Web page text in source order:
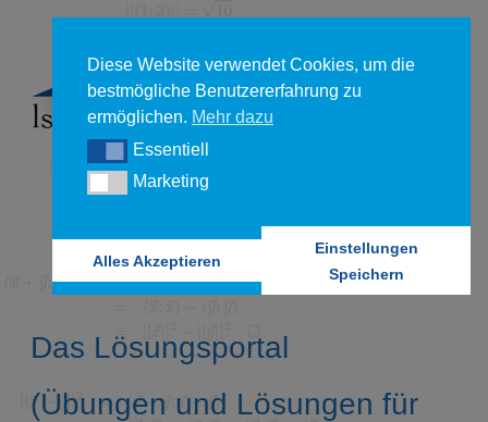
Das Lösungsportal
(Übungen und Lösungen für
Diese Website verwendet Cookies, um die
bestmögliche Benutzererfahrung zu
ermöglichen. Mehr dazu
EssentiellEssentiell
MarketingMarketing
Alles Akzeptieren
Einstellungen
Speichern